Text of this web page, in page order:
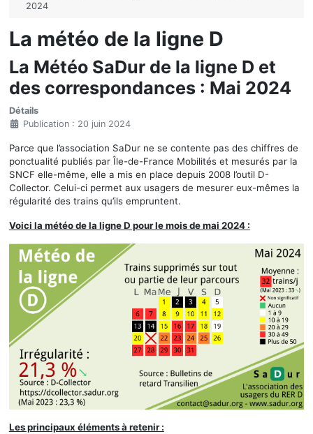
2024
La météo de la ligne D
La Météo SaDur de la ligne D et
des correspondances : Mai 2024
Détails
Publication : 20 juin 2024
Parce que l’association SaDur ne se contente pas des chiffres de
ponctualité publiés par Île-de-France Mobilités et mesurés par la
SNCF elle-même, elle a mis en place depuis 2008 l’outil D-
Collector. Celui-ci permet aux usagers de mesurer eux-mêmes la
régularité des trains qu’ils empruntent.
Voici la météo de la ligne D pour le mois de mai 2024 :
Les principaux éléments à retenir :